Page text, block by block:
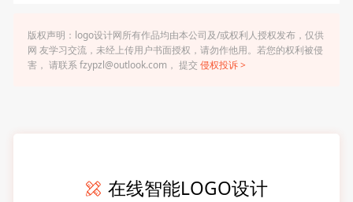
版权声明：logo设计网所有作品均由本公司及/或权利人授权发布，仅供
网 友学习交流，未经上传用户书面授权，请勿作他用。若您的权利被侵
害， 请联系 fzypzl@outlook.com， 提交 侵权投诉 >
在线智能LOGO设计